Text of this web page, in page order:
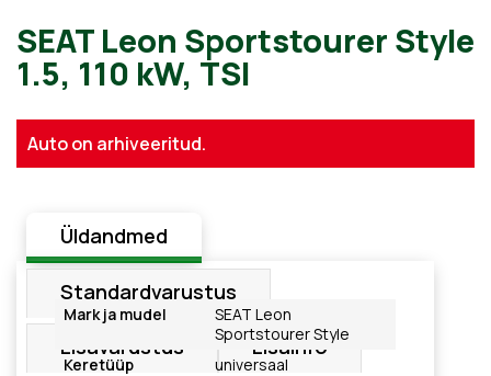
SEAT Leon Sportstourer
Auto on arhiveeritud.
Üldandmed
Standardvarustus
Lisavarustus Lisainfo
Mark ja mudel
SEAT Leon
Sportstourer Style
Keretüüp
universaal